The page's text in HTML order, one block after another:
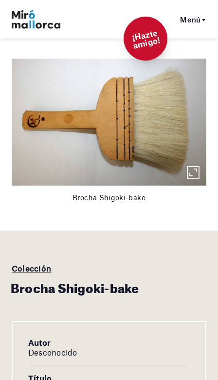
Menú
¡
Hazt
e
a
mi
g
o!
Brocha Shigoki-bake
Colección
Brocha Shigoki-bake
Autor
Desconocido
Título